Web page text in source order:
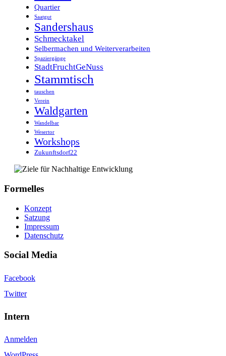
Quartier
Saatgut
Sandershaus
Schmecktakel
Selbermachen und Weiterverarbeiten
Spaziergänge
StadtFruchtGeNuss
Stammtisch
tauschen
Verein
Waldgarten
Wandelbar
Wesertor
Workshops
Zukunftsdorf22
Formelles
Konzept
Satzung
Impressum
Datenschutz
Social Media
Facebook
Twitter
Intern
Anmelden